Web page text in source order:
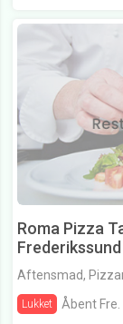
Roma Pizza
Frederikssund
Aftensmad,
Lukket Åbent